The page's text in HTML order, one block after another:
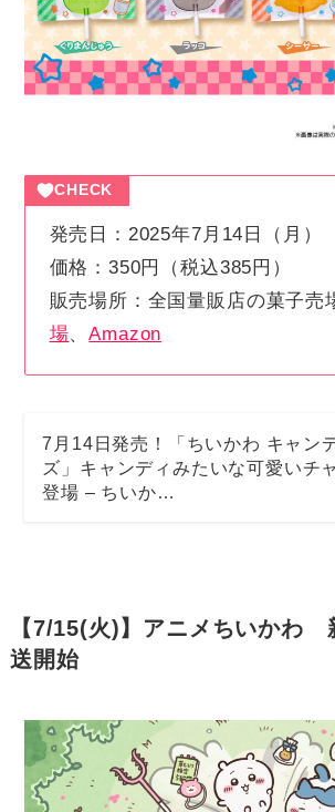
CHECK
発売日：2025年7月14日（月）
価格：350円（税込385円）
販売場所：全国量販店の菓子売
場、Amazon
7月14日発売！「ちいかわ キャン
ズ」キャンディみたいな可愛いチ
登場 – ちいか…
【7/15(火)】アニメちいかわ
送開始